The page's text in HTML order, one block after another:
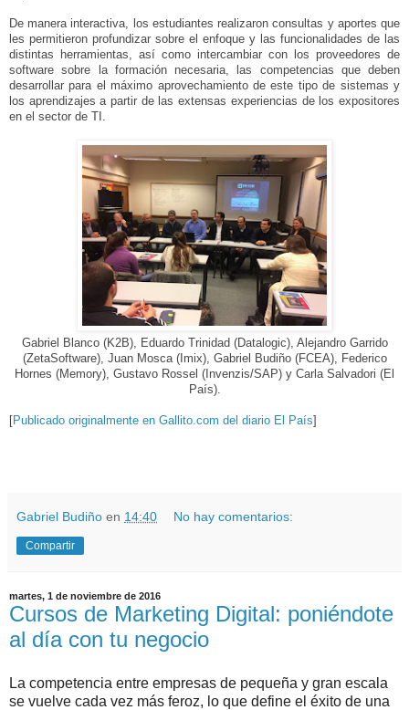
De manera interactiva, los estudiantes realizaron consultas y aportes que
les permitieron profundizar sobre el enfoque y las funcionalidades de las
distintas herramientas, así como intercambiar con los proveedores de
software sobre la formación necesaria, las competencias que deben
desarrollar para el máximo aprovechamiento de este tipo de sistemas y
los aprendizajes a partir de las extensas experiencias de los expositores
en el sector de TI.
Gabriel Blanco (K2B), Eduardo Trinidad (Datalogic), Alejandro Garrido
(ZetaSoftware), Juan Mosca (Imix), Gabriel Budiño (FCEA), Federico
Hornes (Memory), Gustavo Rossel (Invenzis/SAP) y Carla Salvadori (El
País).
[Publicado originalmente en Gallito.com del diario El País]
Gabriel Budiño en 14:40 No hay comentarios:
Compartir
martes, 1 de noviembre de 2016
Cursos de Marketing Digital: poniéndote
al día con tu negocio
La competencia entre empresas de pequeña y gran escala
se vuelve cada vez más feroz, lo que define el éxito de una